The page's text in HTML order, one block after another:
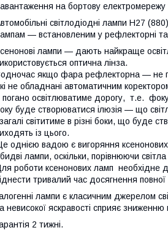
на бортову
світлодіодні лампи Н27
— встановленим у рефлекторні
лампи — дають найкраще
оптична лінза.
якщо фара рефлекторна — не
не обладнані автоматичним
погано освітлюватиме дорогу, т.е.
буде створюватися ілюзія — що
світитиме в різні боки, що буде
із цього.
однією вадою є вигоряння
лампи, оскільки, порівнюючи
роботи ксенонових ламп
тривалий час досягнення
лампи є класичним джерелом
невисокої яскравості сприяє
2 тижні.